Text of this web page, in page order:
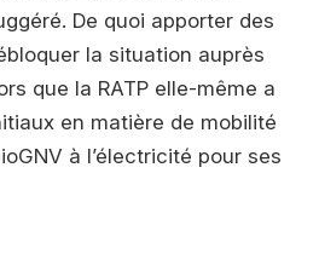
De quoi apporter des
la situation auprès
que la RATP elle-même a
en matière de mobilité
à l’électricité pour ses